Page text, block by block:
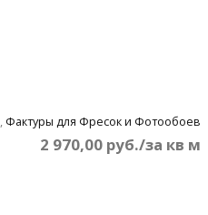
, Фактуры для Фресок и Фотообоев
2 970,00 руб./за кв м